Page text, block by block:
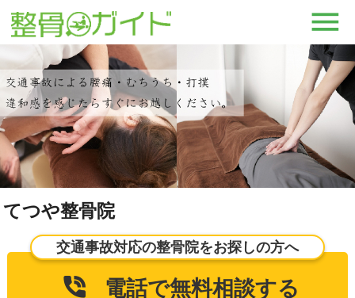
てつや整骨院
交通事故対応の整骨院をお探しの方へ
電話で無料相談する